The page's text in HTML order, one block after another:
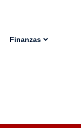
Finanzas